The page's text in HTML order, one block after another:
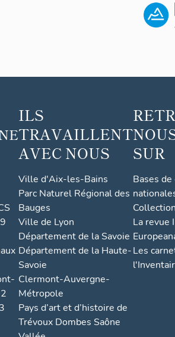
ILS
TRAVAILLENT
AVEC NOUS
Ville d'Aix-les-Bains
Parc Naturel Régional des
Bauges
Ville de Lyon
Département de la Savoie
Département de la Haute-
Savoie
Clermont-Auvergne-
Métropole
Pays d’art et d’histoire de
Trévoux Dombes Saône
SUR
Bases
La revue
Les